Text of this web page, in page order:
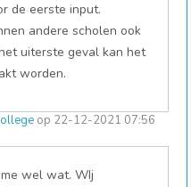
de eerste input.
andere scholen ook
uiterste geval kan het
worden.
op 22-12-2021 07:56
wel wat. WIj